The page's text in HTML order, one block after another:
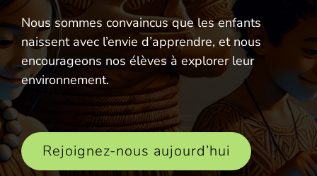
Nous sommes convaincus que les enfants
naissent avec l’envie d’apprendre, et nous
encourageons nos élèves à explorer leur
environnement.
Rejoignez-nous aujourd’hui